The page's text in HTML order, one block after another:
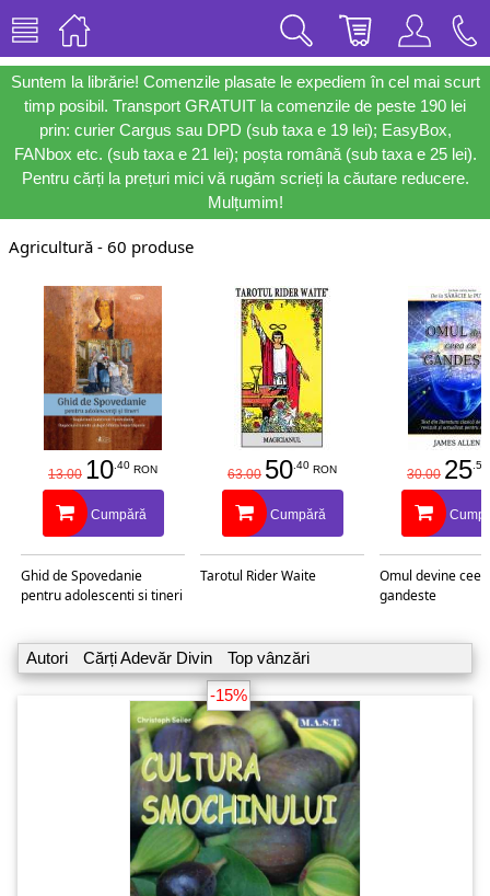
Suntem la librărie! Comenzile plasate le expediem în cel mai scurt
timp posibil. Transport GRATUIT la comenzile de peste 190 lei
prin: curier Cargus sau DPD (sub taxa e 19 lei); EasyBox,
FANbox etc. (sub taxa e 21 lei); poșta română (sub taxa e 25 lei).
Pentru cărți la prețuri mici vă rugăm scrieți la căutare reducere.
Mulțumim!
Agricultură - 60 produse
13.00 10 .40 RON
Cumpără
Ghid de Spovedanie
pentru adolescenti si tineri
63.00 50 .40 RON
Cumpără
Tarotul Rider Waite
30.00 25 .50
Omul devine
gandeste
Autori Cărți Adevăr Divin
Top vânzări
-15%